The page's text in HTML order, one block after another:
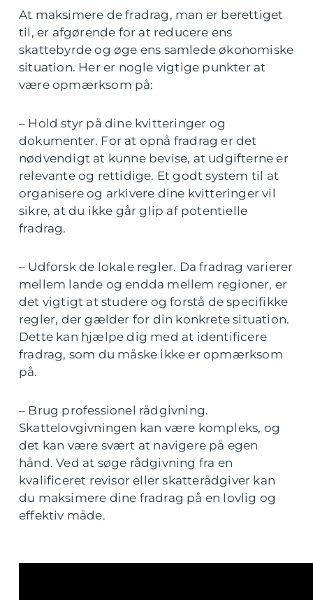
At maksimere de fradrag, man er berettiget
til, er afgørende for at reducere ens
skattebyrde og øge ens samlede økonomiske
situation. Her er nogle vigtige punkter at
være opmærksom på:
– Hold styr på dine kvitteringer og
dokumenter. For at opnå fradrag er det
nødvendigt at kunne bevise, at udgifterne er
relevante og rettidige. Et godt system til at
organisere og arkivere dine kvitteringer vil
sikre, at du ikke går glip af potentielle
fradrag.
– Udforsk de lokale regler. Da fradrag varierer
mellem lande og endda mellem regioner, er
det vigtigt at studere og forstå de specifikke
regler, der gælder for din konkrete situation.
Dette kan hjælpe dig med at identificere
fradrag, som du måske ikke er opmærksom
på.
– Brug professionel rådgivning.
Skattelovgivningen kan være kompleks, og
det kan være svært at navigere på egen
hånd. Ved at søge rådgivning fra en
kvalificeret revisor eller skatterådgiver kan
du maksimere dine fradrag på en lovlig og
effektiv måde.